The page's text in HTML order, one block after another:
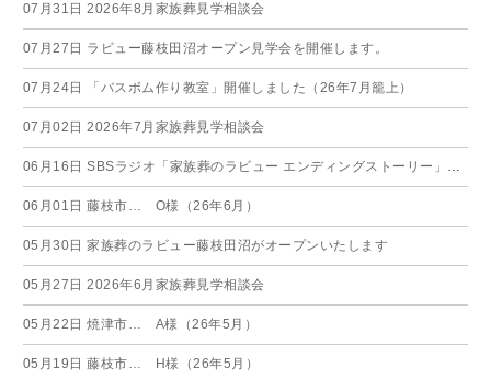
07月31日 2026年8月家族葬見学相談会
07月27日 ラビュー藤枝田沼オープン見学会を開催します。
07月24日 「バスボム作り教室」開催しました（26年7月籠上）
07月02日 2026年7月家族葬見学相談会
06月16日 SBSラジオ「家族葬のラビュー エンディングストーリー」に弊社スタッフが出演いたしました（26年6月）
06月01日 藤枝市… O様（26年6月）
05月30日 家族葬のラビュー藤枝田沼がオープンいたします
05月27日 2026年6月家族葬見学相談会
05月22日 焼津市… A様（26年5月）
05月19日 藤枝市… H様（26年5月）